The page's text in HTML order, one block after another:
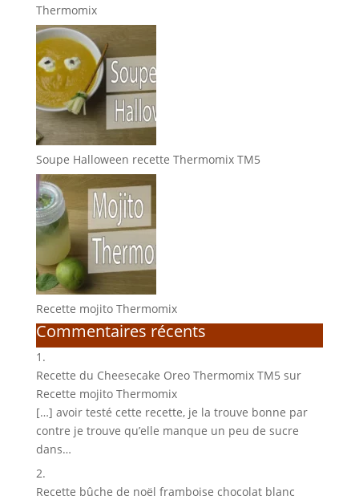
Thermomix
Soupe Halloween recette Thermomix TM5
Recette mojito Thermomix
Commentaires récents
Recette du Cheesecake Oreo Thermomix TM5 sur
Recette mojito Thermomix
[…] avoir testé cette recette, je la trouve bonne par
contre je trouve qu’elle manque un peu de sucre
dans…
Recette bûche de noël framboise chocolat blanc